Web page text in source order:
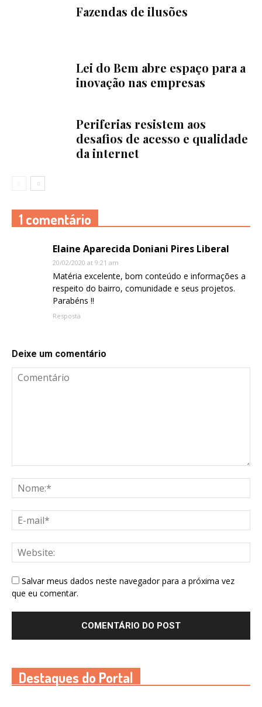
Fazendas de ilusões
Lei do Bem abre espaço para a
inovação nas empresas
Periferias resistem aos
desafios de acesso e qualidade
da internet
1 comentário
Elaine Aparecida Doniani Pires Liberal
20/02/2020 at 9:21 am
Matéria excelente, bom conteúdo e informações a
respeito do bairro, comunidade e seus projetos.
Parabéns !!
Resposta
Deixe um comentário
Salvar meus dados neste navegador para a próxima vez
que eu comentar.
Destaques do Portal